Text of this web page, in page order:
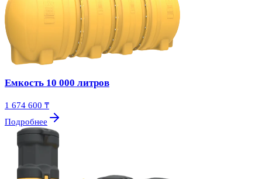
Емкость 10 000 литров
1 674 600 ₸
Подробнее